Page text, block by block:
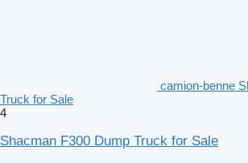
camion-benne
Truck for Sale
4
Shacman F300 Dump Truck for Sale